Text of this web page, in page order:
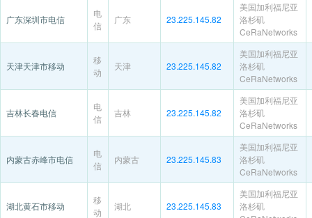
广东深圳市电信
电
信
广东 23.225.145.82
美国加利福尼亚
洛杉矶
CeRaNetworks
天津天津市移动
移
动
天津 23.225.145.82
美国加利福尼亚
洛杉矶
CeRaNetworks
吉林长春电信
电
信
吉林 23.225.145.82
美国加利福尼亚
洛杉矶
CeRaNetworks
内蒙古赤峰市电信
电
信
内蒙古 23.225.145.83
美国加利福尼亚
洛杉矶
CeRaNetworks
湖北黄石市移动
移
动
湖北 23.225.145.83
美国加利福尼亚
洛杉矶